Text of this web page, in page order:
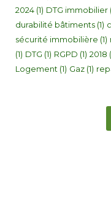
2024 (1) DTG immobilier
durabilité bâtiments (1)
sécurité immobilière (1)
(1) DTG (1) RGPD (1) 2018
Logement (1) Gaz (1)